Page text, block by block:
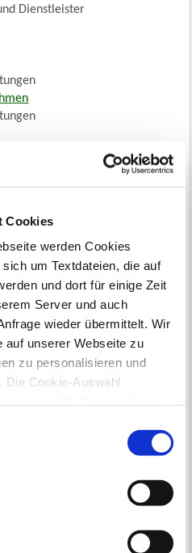
Cookies
werden Cookies
um Textdateien, die auf
und dort für einige Zeit
Server und auch
wieder übermittelt. Wir
auf unserer Webseite zu
zu personalisieren und
Die Cookie-Auswahl
Es besteht die Gefahr,
Überwachungszwecken von
ohne dass Sie sich mit
werden, wie lang sie
Dienstleister
Dienstleister
I J K L M N O Ö P
Y Z
Recklinghausen
In der
auch die Suche